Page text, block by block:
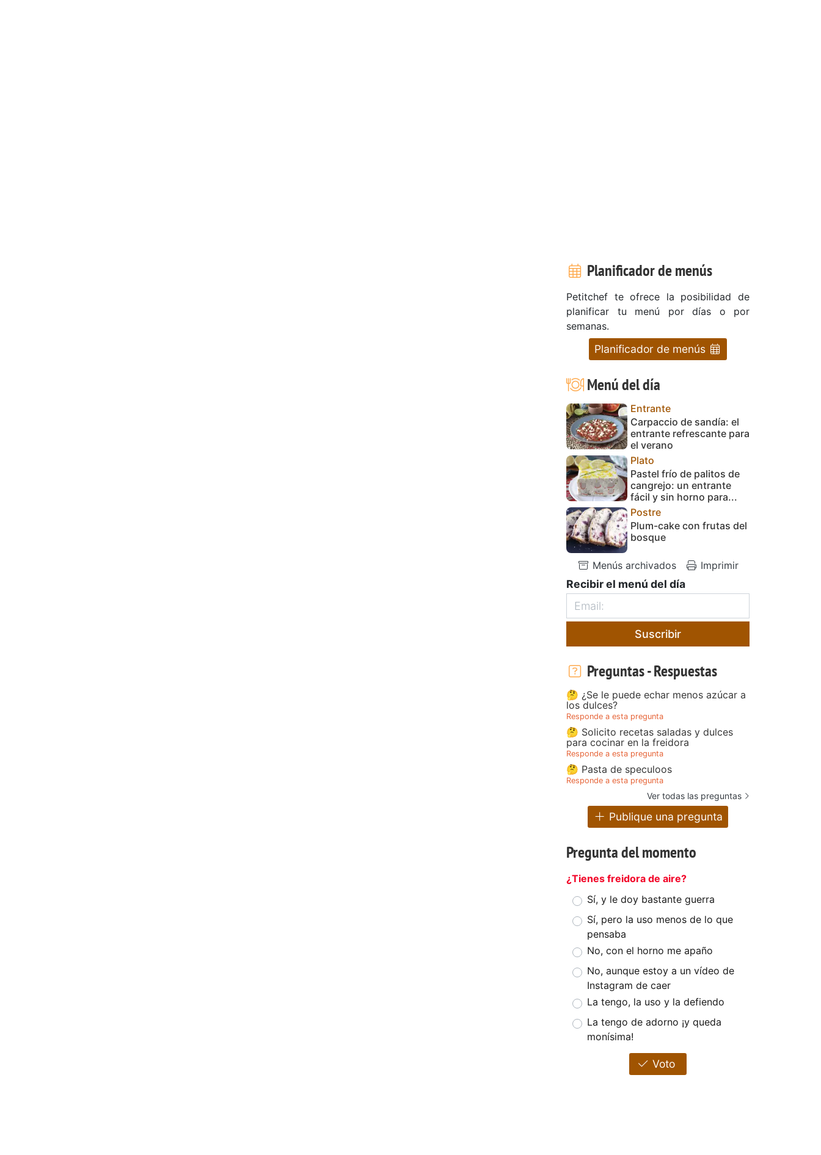
Planificador de menús
Petitchef te ofrece la posibilidad de
planificar tu menú por días o por
semanas.
Planificador de menús
Menú del día
Entrante
Carpaccio de sandía: el
entrante refrescante para
el verano
Plato
Pastel frío de palitos de
cangrejo: un entrante
fácil y sin horno para...
Postre
Plum-cake con frutas del
bosque
Menús archivados Imprimir
Recibir el menú del día
Suscribir
Preguntas - Respuestas
🤔 ¿Se le puede echar menos azúcar a
los dulces?
Responde a esta pregunta
🤔 Solicito recetas saladas y dulces
para cocinar en la freidora
Responde a esta pregunta
🤔 Pasta de speculoos
Responde a esta pregunta
Ver todas las preguntas
Publique una pregunta
Pregunta del momento
¿Tienes freidora de aire?
Sí, y le doy bastante guerra
Sí, pero la uso menos de lo que
pensaba
No, con el horno me apaño
No, aunque estoy a un vídeo de
Instagram de caer
La tengo, la uso y la defiendo
La tengo de adorno ¡y queda
monísima!
Voto